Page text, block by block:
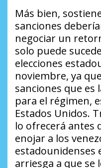
Más bien,
sanciones
negociar un
solo puede
elecciones
noviembre, ya
sanciones que es
para el régimen,
Estados Unidos.
lo ofrecerá antes
enojar a los
estadounidenses
arriesga a que se